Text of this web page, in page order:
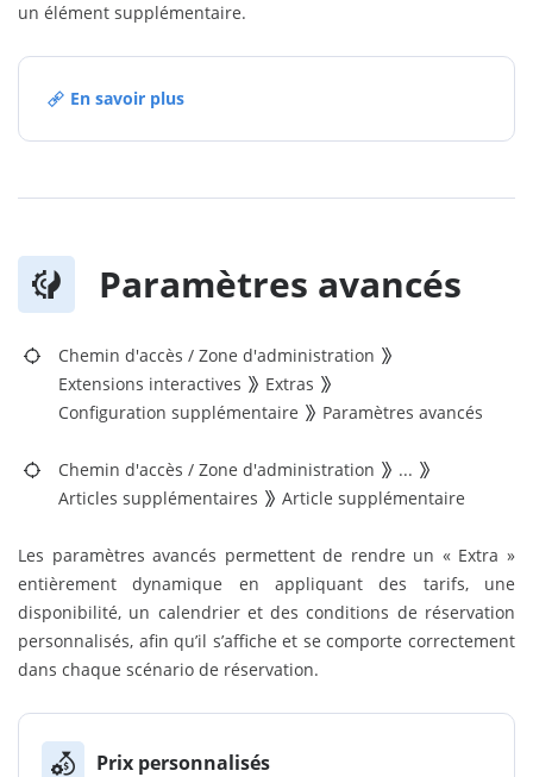
un élément supplémentaire.
En savoir plus
Paramètres avancés
Chemin d'accès / Zone d'administration
Extensions interactives
Extras
Configuration supplémentaire
Paramètres avancés
Chemin d'accès / Zone d'administration
...
Articles supplémentaires
Article supplémentaire
Les paramètres avancés permettent de rendre un « Extra »
entièrement dynamique en appliquant des tarifs, une
disponibilité, un calendrier et des conditions de réservation
personnalisés, afin qu’il s’affiche et se comporte correctement
dans chaque scénario de réservation.
Prix personnalisés